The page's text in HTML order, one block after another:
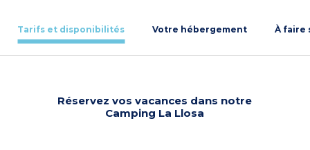
Tarifs et disponibilités Votre hébergement À faire
Réservez vos vacances dans notre
Camping La Llosa